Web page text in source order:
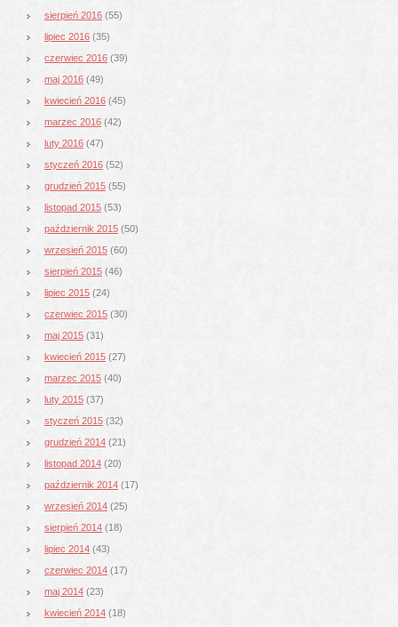
sierpień 2016 (55)
lipiec 2016 (35)
czerwiec 2016 (39)
maj 2016 (49)
kwiecień 2016 (45)
marzec 2016 (42)
luty 2016 (47)
styczeń 2016 (52)
grudzień 2015 (55)
listopad 2015 (53)
październik 2015 (50)
wrzesień 2015 (60)
sierpień 2015 (46)
lipiec 2015 (24)
czerwiec 2015 (30)
maj 2015 (31)
kwiecień 2015 (27)
marzec 2015 (40)
luty 2015 (37)
styczeń 2015 (32)
grudzień 2014 (21)
listopad 2014 (20)
październik 2014 (17)
wrzesień 2014 (25)
sierpień 2014 (18)
lipiec 2014 (43)
czerwiec 2014 (17)
maj 2014 (23)
kwiecień 2014 (18)